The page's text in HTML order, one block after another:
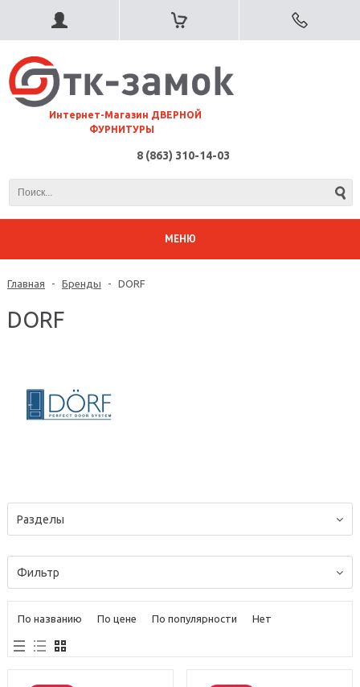
⠀Интернет-Магазин ДВЕРНОЙ
ФУРНИТУРЫ
8 (863) 310-14-03
МЕНЮ
Главная - Бренды - DORF
DORF
Разделы
Фильтр
По названию По цене По популярности Нет